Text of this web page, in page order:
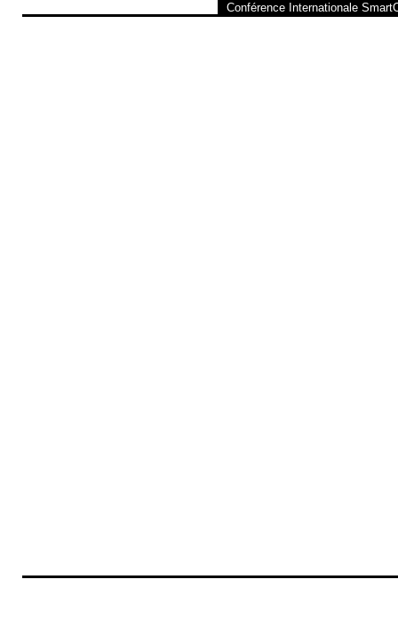
Conférence Internationale